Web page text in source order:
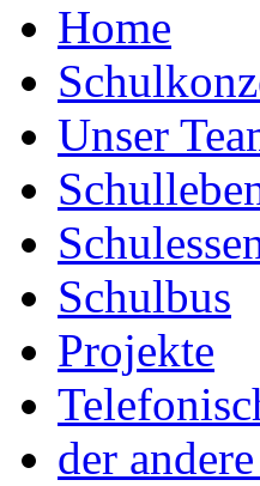
Home
Unser
Schulbus
Projekte
der